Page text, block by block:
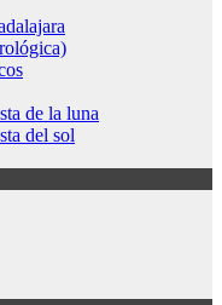
de la luna
del sol